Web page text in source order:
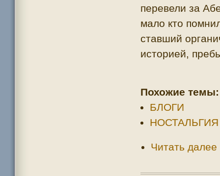
перевели за
мало кто
ставший
историей,
Похожие темы:
БЛОГИ
Читать далее